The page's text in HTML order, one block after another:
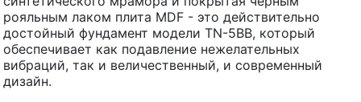
рояльным лаком плита MDF - это действительно
достойный фундамент модели TN-5BB, который
обеспечивает как подавление нежелательных
вибраций, так и величественный, и современный
дизайн.